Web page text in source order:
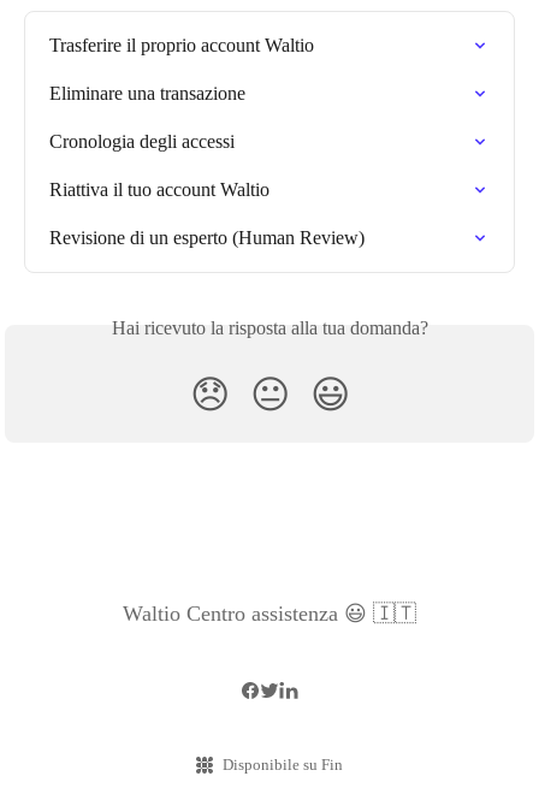
Trasferire il proprio account Waltio
Eliminare una transazione
Cronologia degli accessi
Riattiva il tuo account Waltio
Revisione di un esperto (Human Review)
Hai ricevuto la risposta alla tua domanda?
😞 😐 😃
Waltio Centro assistenza 😃 🇮🇹
Disponibile su Fin